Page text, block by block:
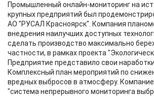
Промышленный онлайн-мониторинг на
крупных предприятий был
АО "РУСАЛ Красноярск". Компания
внедрения наилучших доступных
сделать производство максимально
частности, в рамках проекта
Предприятие представило свои
Комплексный план мероприятий по
вредных выбросов в атмосферу.
"система непрерывного мониторинга